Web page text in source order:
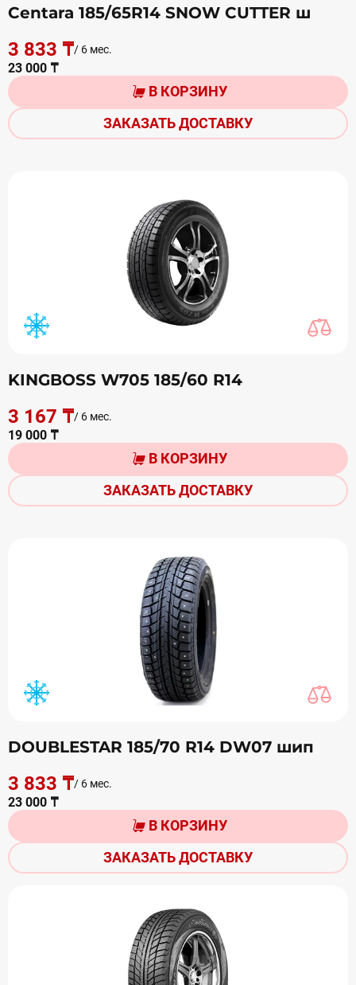
Centara 185/65R14 SNOW CUTTER ш
3 833 ₸/ 6 мес.
23 000 ₸
В КОРЗИНУ
ЗАКАЗАТЬ ДОСТАВКУ
KINGBOSS W705 185/60 R14
3 167 ₸/ 6 мес.
19 000 ₸
В КОРЗИНУ
ЗАКАЗАТЬ ДОСТАВКУ
DOUBLESTAR 185/70 R14 DW07 шип
3 833 ₸/ 6 мес.
23 000 ₸
В КОРЗИНУ
ЗАКАЗАТЬ ДОСТАВКУ